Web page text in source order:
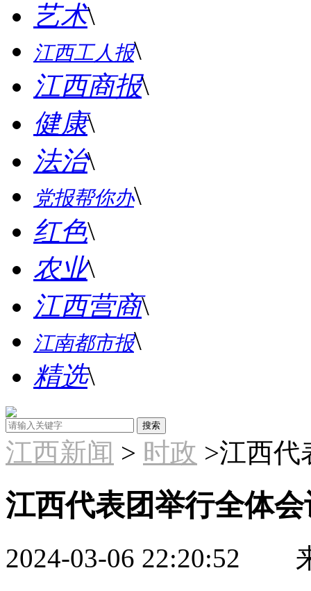
艺术\
江西工人报\
江西商报\
健康\
法治\
党报帮你办\
红色\
农业\
江西营商\
江南都市报\
精选\
江西新闻 > 时政 >江西代
江西代表团举行全体
2024-03-06 22:20:52
来